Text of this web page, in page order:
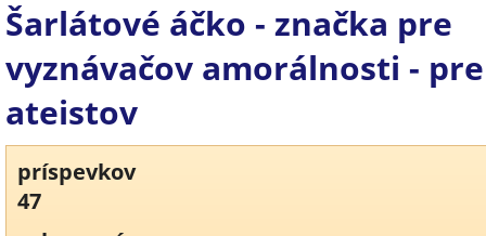
Šarlátové áčko - značka pre
vyznávačov amorálnosti - pre
ateistov
príspevkov
47